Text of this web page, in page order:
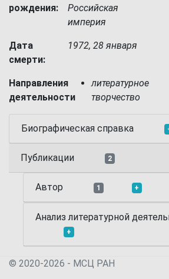
рождения:
Российская
империя
Дата
смерти:
1972, 28 января
Направления
деятельности
литературное
творчество
Биографическая справка
Публикации 2
Автор 1 +
Анализ литературной
+
© 2020-2026 - МСЦ РАН